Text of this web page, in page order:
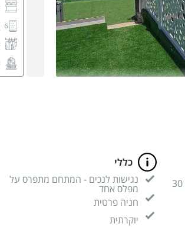
כללי
נגישות לנכים - המתחם מתפרס על
מפלס אחד
חניה פרטית
יוקרתית